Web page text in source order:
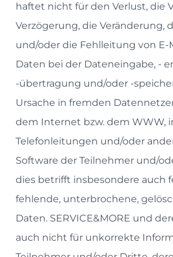
haftet nicht für den Verlust, die
Verzögerung, die Veränderung,
und/oder die Fehlleitung von E-
Daten bei der Dateneingabe, -
-übertragung und/oder -
Ursache in fremden
dem Internet bzw. dem WWW,
Telefonleitungen und/oder
Software der Teilnehmer und/
dies betrifft insbesondere auch
fehlende, unterbrochene,
Daten. SERVICE&MORE und
auch nicht für unkorrekte